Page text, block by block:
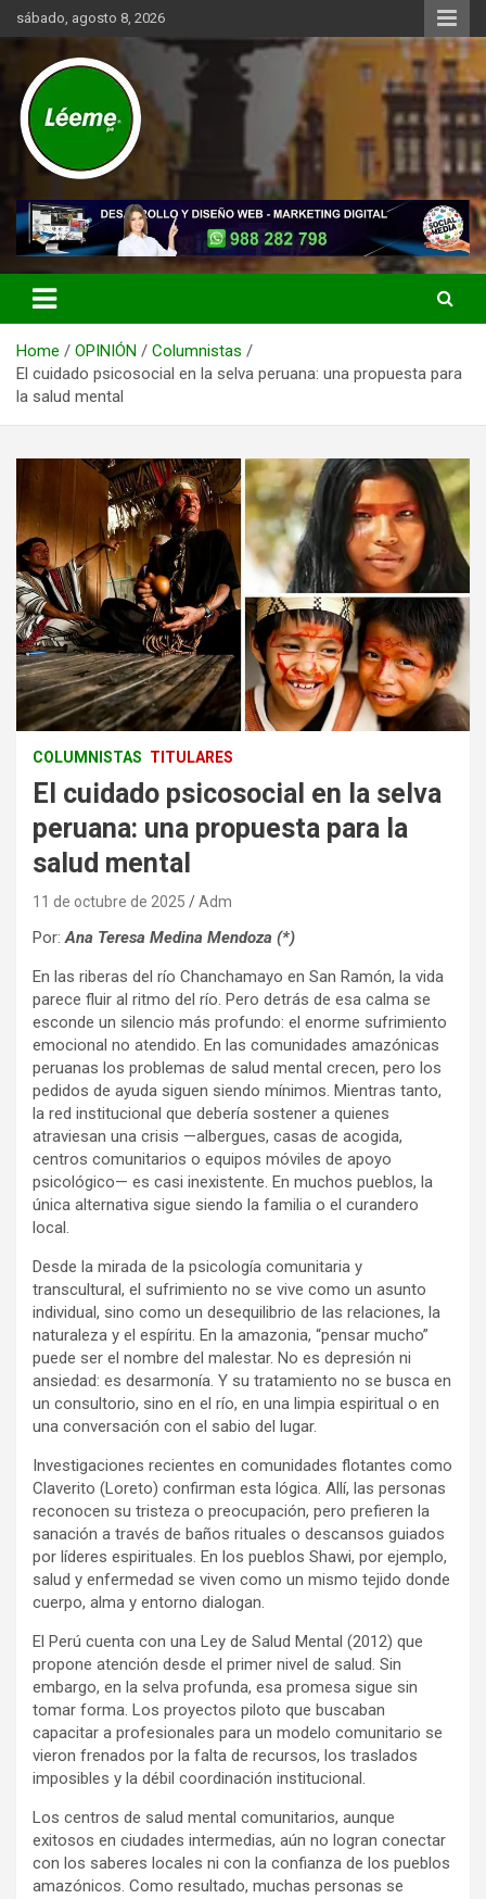
Skip
to
sábado, agosto 8, 2026
Léeme.pe
Noticias de actualidad del mundo distrital, vecinal, municipal y de
negocios a nivel de Lima Metropolitana, sin descuidar las noticias
de alcance nacional.
Home OPINIÓN
Columnistas
El cuidado psicosocial en la selva peruana: una propuesta para
la salud mental
COLUMNISTAS TITULARES
El cuidado psicosocial en la selva
peruana: una propuesta para la
salud mental
11 de octubre de 2025 Adm
Por:Ana Teresa Medina Mendoza (*)
En las riberas del río Chanchamayo en San Ramón, la vida
parece fluir al ritmo del río. Pero detrás de esa calma se
esconde un silencio más profundo: el enorme sufrimiento
emocional no atendido. En las comunidades amazónicas
peruanas los problemas de salud mental crecen, pero los
pedidos de ayuda siguen siendo mínimos. Mientras tanto,
la red institucional que debería sostener a quienes
atraviesan una crisis —albergues, casas de acogida,
centros comunitarios o equipos móviles de apoyo
psicológico— es casi inexistente. En muchos pueblos, la
única alternativa sigue siendo la familia o el curandero
local.
Desde la mirada de la psicología comunitaria y
transcultural, el sufrimiento no se vive como un asunto
individual, sino como un desequilibrio de las relaciones, la
naturaleza y el espíritu. En la amazonia, “pensar mucho”
puede ser el nombre del malestar. No es depresión ni
ansiedad: es desarmonía. Y su tratamiento no se busca en
un consultorio, sino en el río, en una limpia espiritual o en
una conversación con el sabio del lugar.
Investigaciones recientes en comunidades flotantes como
Claverito (Loreto) confirman esta lógica. Allí, las personas
reconocen su tristeza o preocupación, pero prefieren la
sanación a través de baños rituales o descansos guiados
por líderes espirituales. En los pueblos Shawi, por ejemplo,
salud y enfermedad se viven como un mismo tejido donde
cuerpo, alma y entorno dialogan.
El Perú cuenta con una Ley de Salud Mental (2012) que
propone atención desde el primer nivel de salud. Sin
embargo, en la selva profunda, esa promesa sigue sin
tomar forma. Los proyectos piloto que buscaban
capacitar a profesionales para un modelo comunitario se
vieron frenados por la falta de recursos, los traslados
imposibles y la débil coordinación institucional.
Los centros de salud mental comunitarios, aunque
exitosos en ciudades intermedias, aún no logran conectar
con los saberes locales ni con la confianza de los pueblos
amazónicos. Como resultado, muchas personas se